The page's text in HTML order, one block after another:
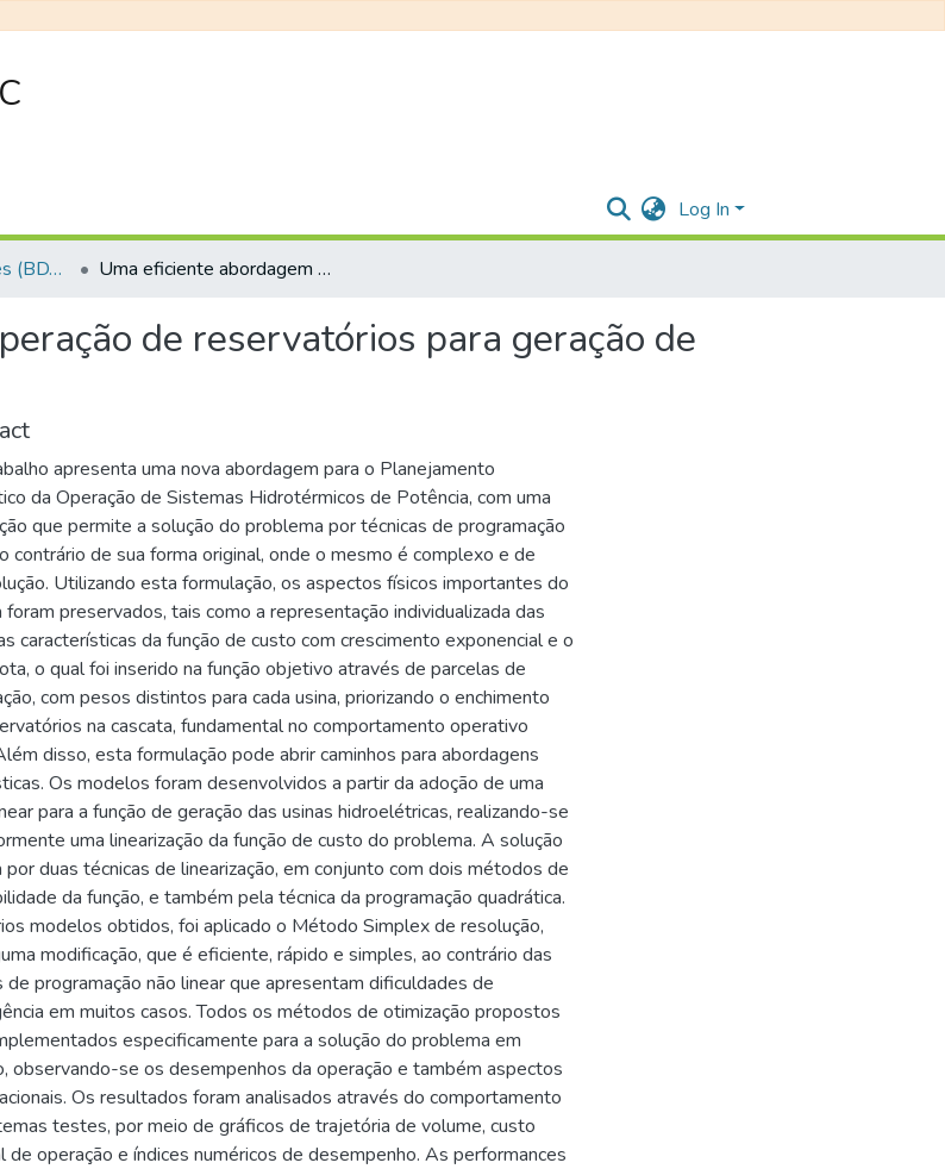
Log In
Teses e Dissertações (BDTD USP) Uma eficiente abordagem na operação de reservatórios para geração de energia elétrica
de reservatórios para geração de
apresenta uma nova abordagem para o Planejamento
da Operação de Sistemas Hidrotérmicos de Potência, com uma
que permite a solução do problema por técnicas de programação
contrário de sua forma original, onde o mesmo é complexo e de
Utilizando esta formulação, os aspectos físicos importantes do
preservados, tais como a representação individualizada das
características da função de custo com crescimento exponencial e o
o qual foi inserido na função objetivo através de parcelas de
com pesos distintos para cada usina, priorizando o enchimento
na cascata, fundamental no comportamento operativo
disso, esta formulação pode abrir caminhos para abordagens
Os modelos foram desenvolvidos a partir da adoção de uma
para a função de geração das usinas hidroelétricas, realizando-se
uma linearização da função de custo do problema. A solução
por duas técnicas de linearização, em conjunto com dois métodos de
da função, e também pela técnica da programação quadrática.
modelos obtidos, foi aplicado o Método Simplex de resolução,
modificação, que é eficiente, rápido e simples, ao contrário das
de programação não linear que apresentam dificuldades de
em muitos casos. Todos os métodos de otimização propostos
especificamente para a solução do problema em
observando-se os desempenhos da operação e também aspectos
Os resultados foram analisados através do comportamento
testes, por meio de gráficos de trajetória de volume, custo
de operação e índices numéricos de desempenho. As performances